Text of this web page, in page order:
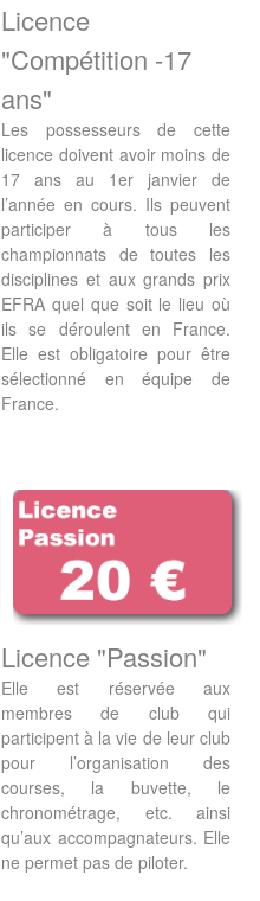
Licence
"Compétition -17
ans"
Les possesseurs de cette
licence doivent avoir moins de
17 ans au 1er janvier de
l’année en cours. Ils peuvent
participer à tous les
championnats de toutes les
disciplines et aux grands prix
EFRA quel que soit le lieu où
ils se déroulent en France.
Elle est obligatoire pour être
sélectionné en équipe de
France.
Licence "Passion"
Elle est réservée aux
membres de club qui
participent à la vie de leur club
pour l’organisation des
courses, la buvette, le
chronométrage, etc. ainsi
qu’aux accompagnateurs. Elle
ne permet pas de piloter.